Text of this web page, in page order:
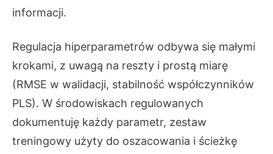
informacji.
Regulacja hiperparametrów odbywa się małymi
krokami, z uwagą na reszty i prostą miarę
(RMSE w walidacji, stabilność współczynników
PLS). W środowiskach regulowanych
dokumentuję każdy parametr, zestaw
treningowy użyty do oszacowania i ścieżkę